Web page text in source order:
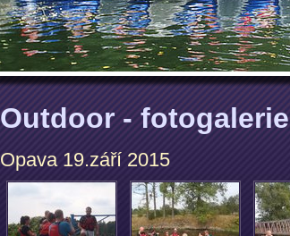
Outdoor - fotogalerie
Opava 19.září 2015